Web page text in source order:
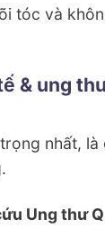
tóc và
& ung
nhất, là
Ung thư